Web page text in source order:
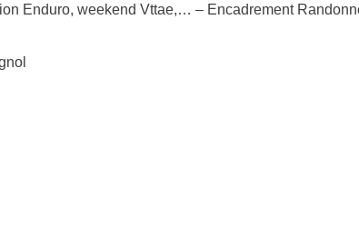
Enduro, weekend Vttae,… – Encadrement